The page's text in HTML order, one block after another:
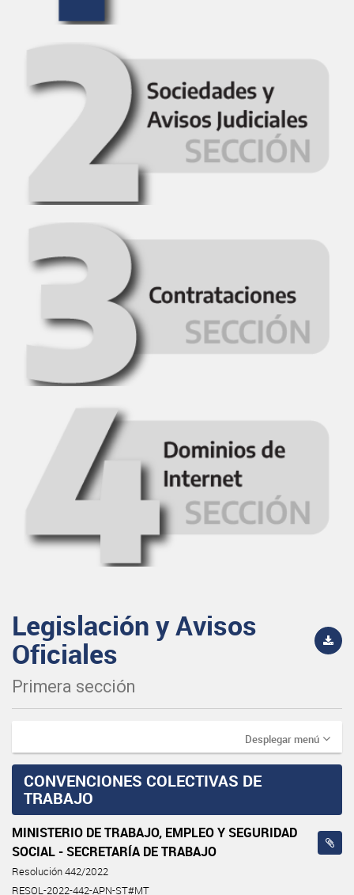
Legislación y Avisos
Oficiales
Primera sección
Desplegar menú
CONVENCIONES COLECTIVAS DE
TRABAJO
MINISTERIO DE TRABAJO, EMPLEO Y SEGURIDAD
SOCIAL - SECRETARÍA DE TRABAJO
Resolución 442/2022
RESOL-2022-442-APN-ST#MT